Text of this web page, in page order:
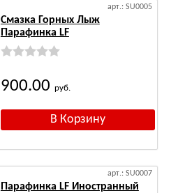
арт.: SU0005
Смазка Горных Лыж
Парафинка LF
900.00 руб.
арт.: SU0007
Парафинка LF Иностранный